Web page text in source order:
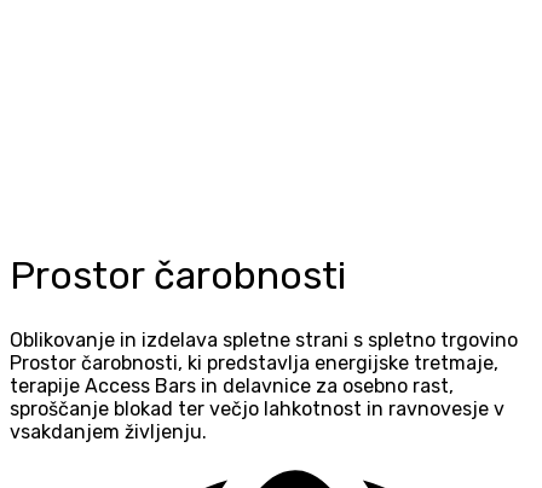
Prostor čarobnosti
Oblikovanje in izdelava spletne strani s spletno trgovino
Prostor čarobnosti, ki predstavlja energijske tretmaje,
terapije Access Bars in delavnice za osebno rast,
sproščanje blokad ter večjo lahkotnost in ravnovesje v
vsakdanjem življenju.